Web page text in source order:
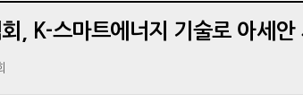
, K-스마트에너지 기술로 아세안